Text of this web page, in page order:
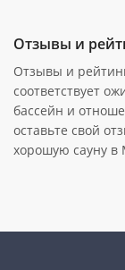
Отзывы и
Отзывы и
соответствует
бассейн и
оставьте свой
хорошую сауну в